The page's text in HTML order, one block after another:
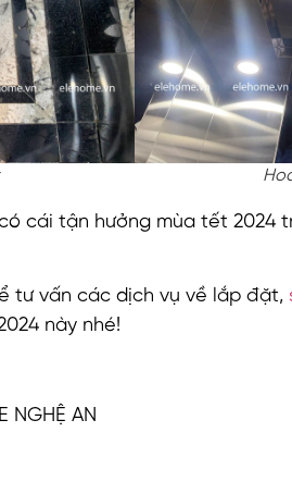
cái tận hưởng mùa tết 2024
tư vấn các dịch vụ về lắp đặt,
này nhé!
NGHỆ AN